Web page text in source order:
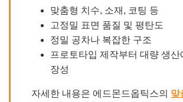
맞춤형 치수, 소재, 코팅 등
고정밀 표면 품질 및 평탄도
정밀 공차나 복잡한 구조
프로토타입 제작부터 대량 생
장성
자세한 내용은 에드몬드옵틱스의 맞